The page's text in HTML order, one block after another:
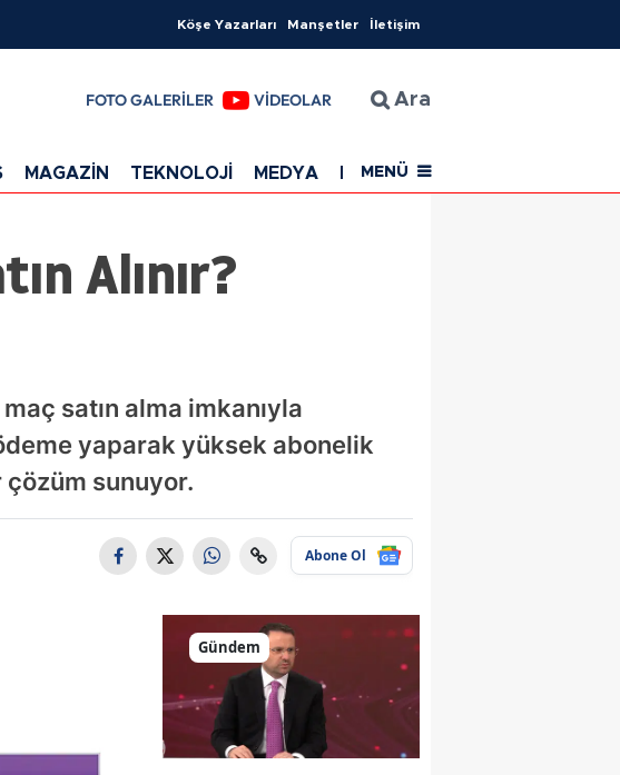
Köşe Yazarları Manşetler İletişim
FOTO GALERİLER VİDEOLAR Ara
MAGAZİN TEKNOLOJİ MEDYA EĞİTİM SAĞLIK
MENÜ
Alınır?
satın alma imkanıyla
yaparak yüksek abonelik
sunuyor.
Abone Ol
Gündem